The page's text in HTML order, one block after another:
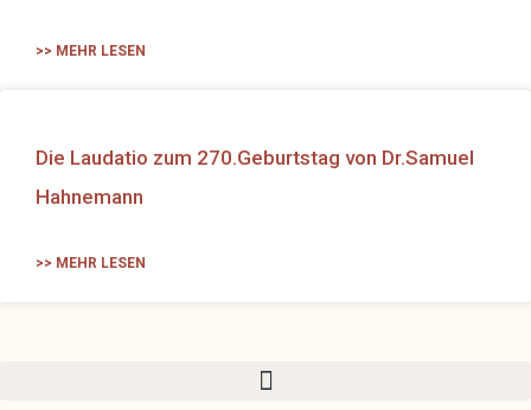
>> MEHR LESEN
Die Laudatio zum 270.Geburtstag von Dr.Samuel
Hahnemann
>> MEHR LESEN